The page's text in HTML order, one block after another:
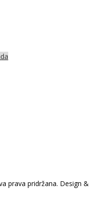
prava pridržana. Design &